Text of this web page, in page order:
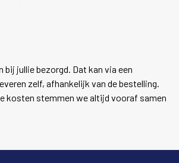
bij jullie bezorgd. Dat kan via een
zelf, afhankelijk van de bestelling.
kosten stemmen we altijd vooraf samen